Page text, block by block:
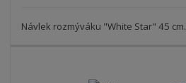
Návlek rozmýváku "White Star" 45 cm.